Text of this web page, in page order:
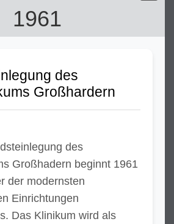
1961
des
Großhardern
des
Großhadern beginnt 1961
der modernsten
Einrichtungen
Das Klinikum wird als